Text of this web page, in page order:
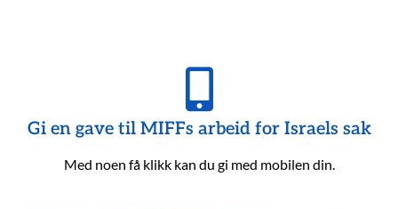
Gi en gave til MIFFs arbeid for Israels sak
Med noen få klikk kan du gi med mobilen din.